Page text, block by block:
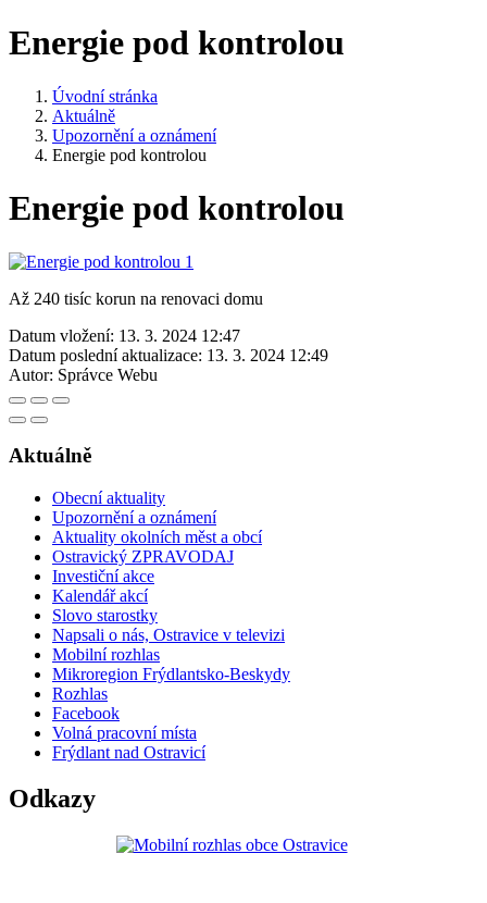
Energie pod kontrolou
Úvodní stránka
Aktuálně
Upozornění a oznámení
Energie pod kontrolou
Energie pod kontrolou
Až 240 tisíc korun na renovaci domu
Datum vložení: 13. 3. 2024 12:47
Datum poslední aktualizace: 13. 3. 2024 12:49
Autor: Správce Webu
Aktuálně
Obecní aktuality
Upozornění a oznámení
Aktuality okolních měst a obcí
Ostravický ZPRAVODAJ
Investiční akce
Kalendář akcí
Slovo starostky
Napsali o nás, Ostravice v televizi
Mobilní rozhlas
Mikroregion Frýdlantsko-Beskydy
Rozhlas
Facebook
Volná pracovní místa
Frýdlant nad Ostravicí
Odkazy